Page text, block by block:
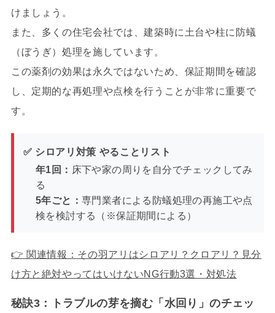
けましょう。
また、多くの住宅会社では、建築時に土台や柱に防蟻
（ぼうぎ）処理を施しています。
この薬剤の効果は永久ではないため、保証期間を確認
し、定期的な再処理や点検を行うことが非常に重要で
す。
✅ シロアリ対策 やることリスト
年1回： 床下や家の周りを自分でチェックしてみ
る
5年ごと： 専門業者による防蟻処理の再施工や点
検を検討する（※保証期間による）
👉 関連情報：その羽アリはシロアリ？クロアリ？見分
け方と絶対やってはいけないNG行動3選・対処法
秘訣3：トラブルの芽を摘む「水回り」のチェッ